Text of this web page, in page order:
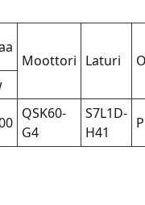
Moottori Laturi
QSK60-
G4
S7L1D-
H41